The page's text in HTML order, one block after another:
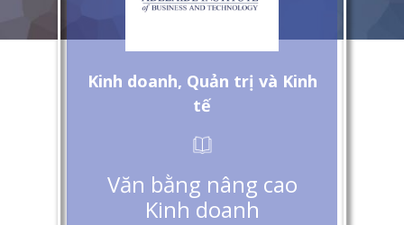
Kinh doanh, Quản trị và Kinh
tế
Văn bằng nâng cao
Kinh doanh